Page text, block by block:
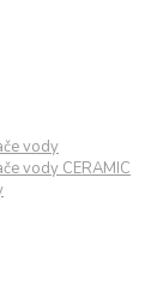
vody
vody CERAMIC